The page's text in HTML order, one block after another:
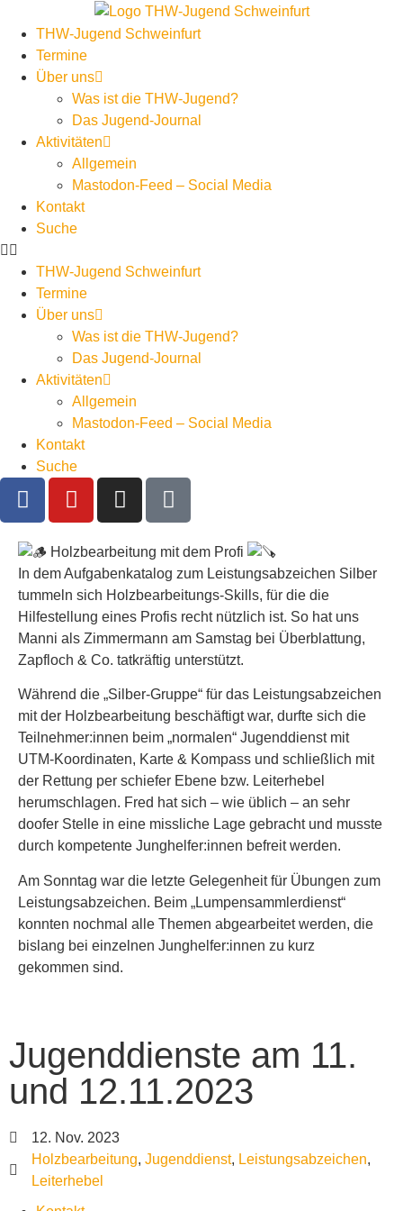
THW-Jugend Schweinfurt
Termine
Über uns
Was ist die THW-Jugend?
Das Jugend-Journal
Aktivitäten
Allgemein
Mastodon-Feed – Social Media
Kontakt
Suche
THW-Jugend Schweinfurt
Termine
Über uns
Was ist die THW-Jugend?
Das Jugend-Journal
Aktivitäten
Allgemein
Mastodon-Feed – Social Media
Kontakt
Suche
Holzbearbeitung mit dem Profi
In dem Aufgabenkatalog zum Leistungsabzeichen Silber
tummeln sich Holzbearbeitungs-Skills, für die die
Hilfestellung eines Profis recht nützlich ist. So hat uns
Manni als Zimmermann am Samstag bei Überblattung,
Zapfloch & Co. tatkräftig unterstützt.
Während die „Silber-Gruppe“ für das Leistungsabzeichen
mit der Holzbearbeitung beschäftigt war, durfte sich die
Teilnehmer:innen beim „normalen“ Jugenddienst mit
UTM-Koordinaten, Karte & Kompass und schließlich mit
der Rettung per schiefer Ebene bzw. Leiterhebel
herumschlagen. Fred hat sich – wie üblich – an sehr
doofer Stelle in eine missliche Lage gebracht und musste
durch kompetente Junghelfer:innen befreit werden.
Am Sonntag war die letzte Gelegenheit für Übungen zum
Leistungsabzeichen. Beim „Lumpensammlerdienst“
konnten nochmal alle Themen abgearbeitet werden, die
bislang bei einzelnen Junghelfer:innen zu kurz
gekommen sind.
Jugenddienste am 11.
und 12.11.2023
12. Nov. 2023
Holzbearbeitung, Jugenddienst, Leistungsabzeichen,
Leiterhebel